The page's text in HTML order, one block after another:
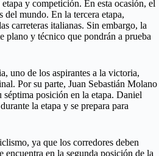
y competición. En esta ocasión, el
del mundo. En la tercera etapa,
carreteras italianas. Sin embargo, la
plano y técnico que pondrán a prueba
uno de los aspirantes a la victoria,
Por su parte, Juan Sebastián Molano
posición en la etapa. Daniel
la etapa y se prepara para
ya que los corredores deben
en la segunda posición de la